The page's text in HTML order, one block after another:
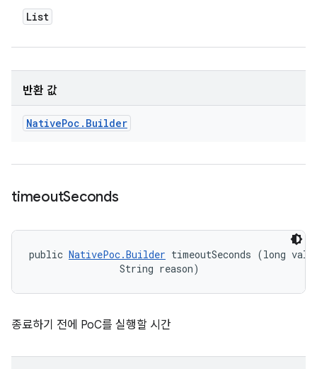
List
반환 값
NativePoc . Builder
timeoutSeconds
public NativePoc.Builder timeoutSeconds (long
                String reason)
종료하기 전에 PoC를 실행할 시간